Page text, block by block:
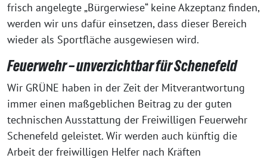
frisch angelegte „Bürgerwiese“ keine Akzeptanz finden,
werden wir uns dafür einsetzen, dass dieser Bereich
wieder als Sportfläche ausgewiesen wird.
Feuerwehr – unverzichtbar für Schenefeld
Wir GRÜNE haben in der Zeit der Mitverantwortung
immer einen maßgeblichen Beitrag zu der guten
technischen Ausstattung der Freiwilligen Feuerwehr
Schenefeld geleistet. Wir werden auch künftig die
Arbeit der freiwilligen Helfer nach Kräften